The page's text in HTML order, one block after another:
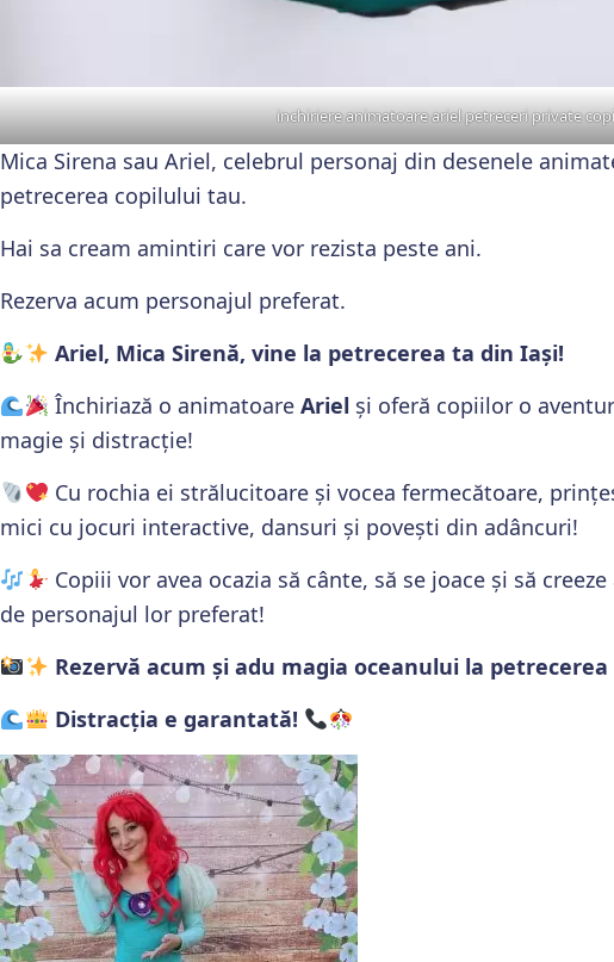
inchiriere animatoare ariel petreceri private
Mica Sirena sau Ariel, celebrul personaj din desenele
petrecerea copilului tau.
Hai sa cream amintiri care vor rezista peste ani.
Rezerva acum personajul preferat.
Ariel, Mica Sirenă, vine la petrecerea ta din Iași!
Închiriază o animatoare Ariel și oferă copiilor o
magie și distracție!
Cu rochia ei strălucitoare și vocea fermecătoare,
mici cu jocuri interactive, dansuri și povești din adâncuri!
Copiii vor avea ocazia să cânte, să se joace și să
de personajul lor preferat!
Rezervă acum și adu magia oceanului la petrecerea
Distracția e garantată!